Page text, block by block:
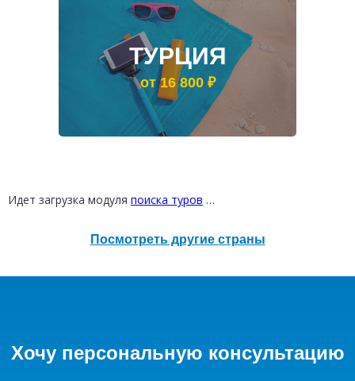
ТУРЦИЯ
от 16 800 ₽
ТАИЛАНД
Идет загрузка модуля поиска туров …
Посмотреть другие страны
Хочу персональную консультацию